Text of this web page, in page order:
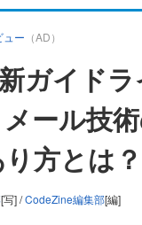
ュー （AD）
ガイド
メール技
方とは？
[写] /CodeZine編集部[編]